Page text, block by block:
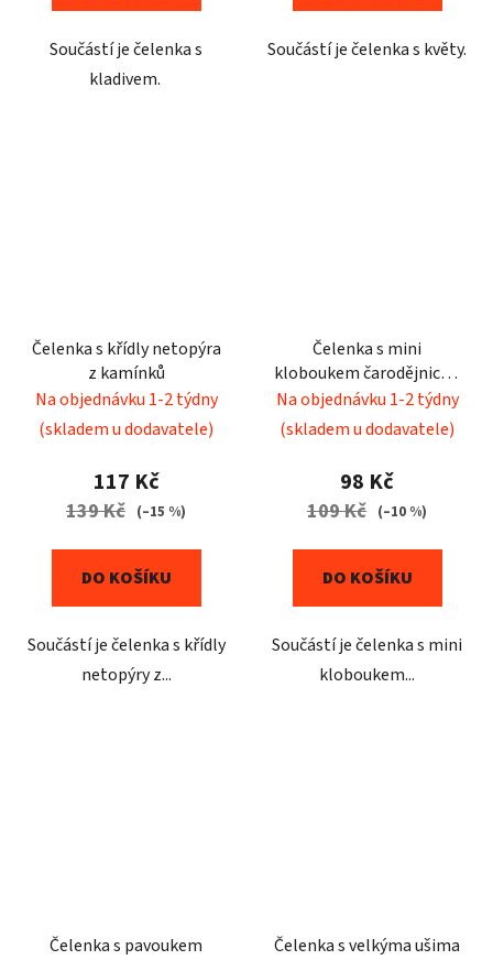
Součástí je čelenka s
kladivem.
Součástí je čelenka s květy.
Čelenka s křídly netopýra
z kamínků
Na objednávku 1-2 týdny
(skladem u dodavatele)
117 Kč
139 Kč (–15 %)
DO KOŠÍKU
Součástí je čelenka s křídly
netopýry z...
Čelenka s mini
kloboukem čarodějnice a
copánky
Na objednávku 1-2 týdny
(skladem u dodavatele)
98 Kč
109 Kč (–10 %)
DO KOŠÍKU
Součástí je čelenka s mini
kloboukem...
Čelenka s pavoukem Čelenka s velkýma ušima